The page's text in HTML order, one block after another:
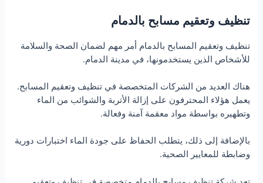
تنظيف وتعقيم مسابح بالدمام
تنظيف وتعقيم المسابح بالدمام أمر مهم لضمان الصحة والسلامة
للأشخاص الذين يستخدمونها، في مدينة الدمام.
هناك العديد من الشركات المتخصصة في تنظيف وتعقيم المسابح.
يعمل هؤلاء المحترفون على إزالة الأتربة والشوائب من الماء
وتطهيره بواسطة مواد معقمة آمنة وفعالة.
بالإضافة إلى ذلك، يتطلب الحفاظ على جودة الماء اختبارات دورية
وضابطة للمعايير الصحية.